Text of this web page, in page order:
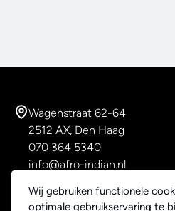
Wij gebruiken functionele
optimale gebruikservaring te
Wagenstraat 62-64
2512 AX, Den Haag
070 364 5340
info@afro-indian.nl